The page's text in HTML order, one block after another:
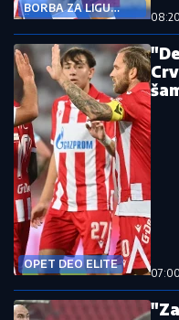
BORBA ZA LIGU
ŠAMPIONA
08:20
OPET DEO ELITE
07:00